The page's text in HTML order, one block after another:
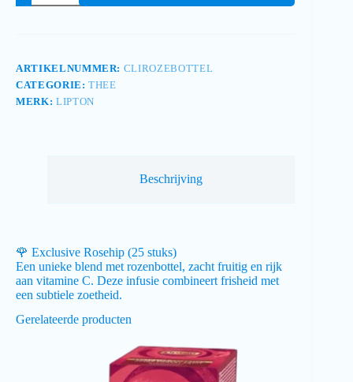
ARTIKELNUMMER: CLIROZEBOTTEL
CATEGORIE:THEE
MERK: LIPTON
Beschrijving
🌹 Exclusive Rosehip (25 stuks)
Een unieke blend met rozenbottel, zacht fruitig en rijk
aan vitamine C. Deze infusie combineert frisheid met
een subtiele zoetheid.
Gerelateerde producten